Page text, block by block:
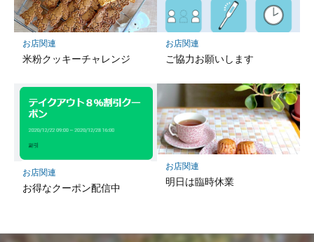
お店関連
米粉クッキーチャレンジ
お店関連
ご協力お願いします
お店関連
お得なクーポン配信中
お店関連
明日は臨時休業